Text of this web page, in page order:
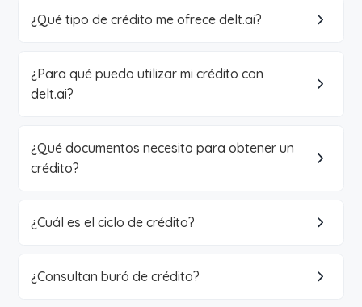
¿Qué tipo de crédito me ofrece delt.ai?
¿Para qué puedo utilizar mi crédito con
delt.ai?
¿Qué documentos necesito para obtener un
crédito?
¿Cuál es el ciclo de crédito?
¿Consultan buró de crédito?